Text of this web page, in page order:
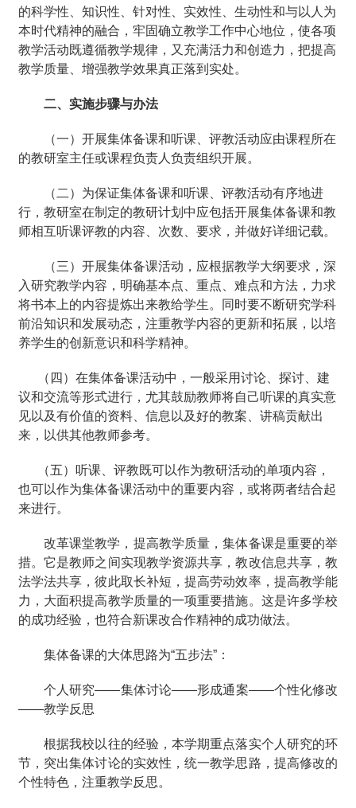
的科学性、知识性、针对性、实效性、生动性和与以人为
本时代精神的融合，牢固确立教学工作中心地位，使各项
教学活动既遵循教学规律，又充满活力和创造力，把提高
教学质量、增强教学效果真正落到实处。
二、实施步骤与办法
（一）开展集体备课和听课、评教活动应由课程所在
的教研室主任或课程负责人负责组织开展。
（二）为保证集体备课和听课、评教活动有序地进
行，教研室在制定的教研计划中应包括开展集体备课和教
师相互听课评教的内容、次数、要求，并做好详细记载。
（三）开展集体备课活动，应根据教学大纲要求，深
入研究教学内容，明确基本点、重点、难点和方法，力求
将书本上的内容提炼出来教给学生。同时要不断研究学科
前沿知识和发展动态，注重教学内容的更新和拓展，以培
养学生的创新意识和科学精神。
（四）在集体备课活动中，一般采用讨论、探讨、建
议和交流等形式进行，尤其鼓励教师将自己听课的真实意
见以及有价值的资料、信息以及好的教案、讲稿贡献出
来，以供其他教师参考。
（五）听课、评教既可以作为教研活动的单项内容，
也可以作为集体备课活动中的重要内容，或将两者结合起
来进行。
改革课堂教学，提高教学质量，集体备课是重要的举
措。它是教师之间实现教学资源共享，教改信息共享，教
法学法共享，彼此取长补短，提高劳动效率，提高教学能
力，大面积提高教学质量的一项重要措施。这是许多学校
的成功经验，也符合新课改合作精神的成功做法。
集体备课的大体思路为“五步法”：
个人研究——集体讨论——形成通案——个性化修改
——教学反思
根据我校以往的经验，本学期重点落实个人研究的环
节，突出集体讨论的实效性，统一教学思路，提高修改的
个性特色，注重教学反思。